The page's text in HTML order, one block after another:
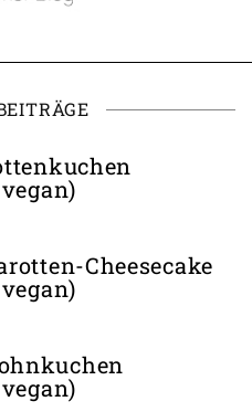
Cheesecake